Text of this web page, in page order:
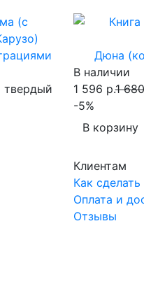
твердый
Дюна
В наличии
1 596 р.1 680
-5%
В корзину
Клиентам
Как сделать
Оплата и
Отзывы